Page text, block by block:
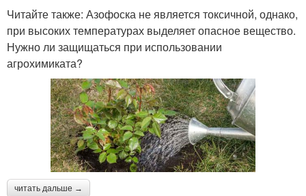
Читайте также: Азофоска не является токсичной, однако,
при высоких температурах выделяет опасное вещество.
Нужно ли защищаться при использовании
агрохимиката?
читать дальше →